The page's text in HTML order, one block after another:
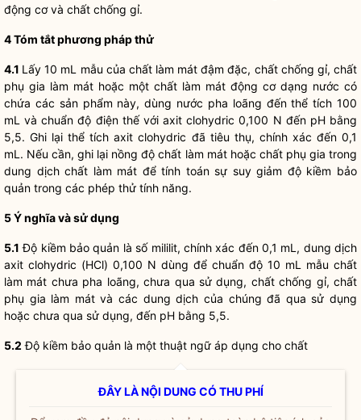
động cơ và chất chống gỉ.
4 Tóm tắt phương pháp thử
4.1 Lấy 10 mL mẫu của chất làm mát đậm đặc, chất chống gỉ, chất
phụ gia làm mát hoặc một chất làm mát động cơ dạng nước có
chứa các sản phẩm này, dùng nước pha loãng đến thể tích 100
mL và chuẩn độ điện thế với axit clohydric 0,100 N đến pH bằng
5,5. Ghi lại thể tích axit clohydric đã tiêu thụ, chính xác đến 0,1
mL. Nếu cần, ghi lại nồng độ chất làm mát hoặc chất phụ gia trong
dung dịch chất làm mát để tính toán sự suy giảm độ kiềm bảo
quản trong các phép thử tính năng.
5 Ý nghĩa và sử dụng
5.1 Độ kiềm bảo quản là số mililit, chính xác đến 0,1 mL, dung dịch
axit clohydric (HCl) 0,100 N dùng để chuẩn độ 10 mL mẫu chất
làm mát chưa pha loãng, chưa qua sử dụng, chất chống gỉ, chất
phụ gia làm mát và các dung dịch của chúng đã qua sử dụng
hoặc chưa qua sử dụng, đến pH bằng 5,5.
5.2 Độ kiềm bảo quản là một thuật ngữ áp dụng cho chất
ĐÂY LÀ NỘI DUNG CÓ THU PHÍ